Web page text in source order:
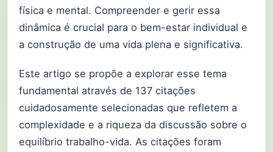
física e mental. Compreender e gerir essa
dinâmica é crucial para o bem-estar individual e
a construção de uma vida plena e significativa.
Este artigo se propõe a explorar esse tema
fundamental através de 137 citações
cuidadosamente selecionadas que refletem a
complexidade e a riqueza da discussão sobre o
equilíbrio trabalho-vida. As citações foram